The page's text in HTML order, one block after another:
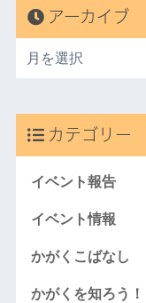
アーカイブ
カテゴリー
イベント報告
イベント情報
かがくこばなし
かがくを知ろう！